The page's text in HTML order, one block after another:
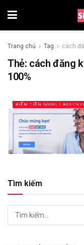
Trang chủ Tag cách
Thẻ: cách đăng
100%
KIẾM TIỀN GOOGLE
Tìm kiếm